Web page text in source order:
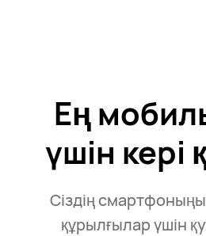
Ең
үшін кері
Сіздің
құрылғылар үшін